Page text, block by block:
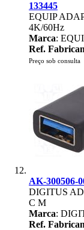
133445
EQUIP
4K/60Hz
Marca:
Ref.
Preço sob consulta
AK-300506-
DIGITUS
C M
Marca:
Ref.